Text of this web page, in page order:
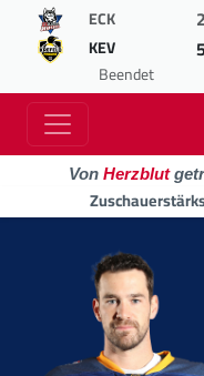
ECK 2
KEV
Beendet
Von Herzblut